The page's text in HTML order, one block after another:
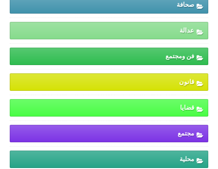
صحافة
عدالة
فن ومجتمع
قانون
قضايا
مجتمع
محلية